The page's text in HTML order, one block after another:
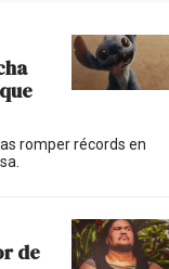
ú
s
q
u
d
romper récords en
de